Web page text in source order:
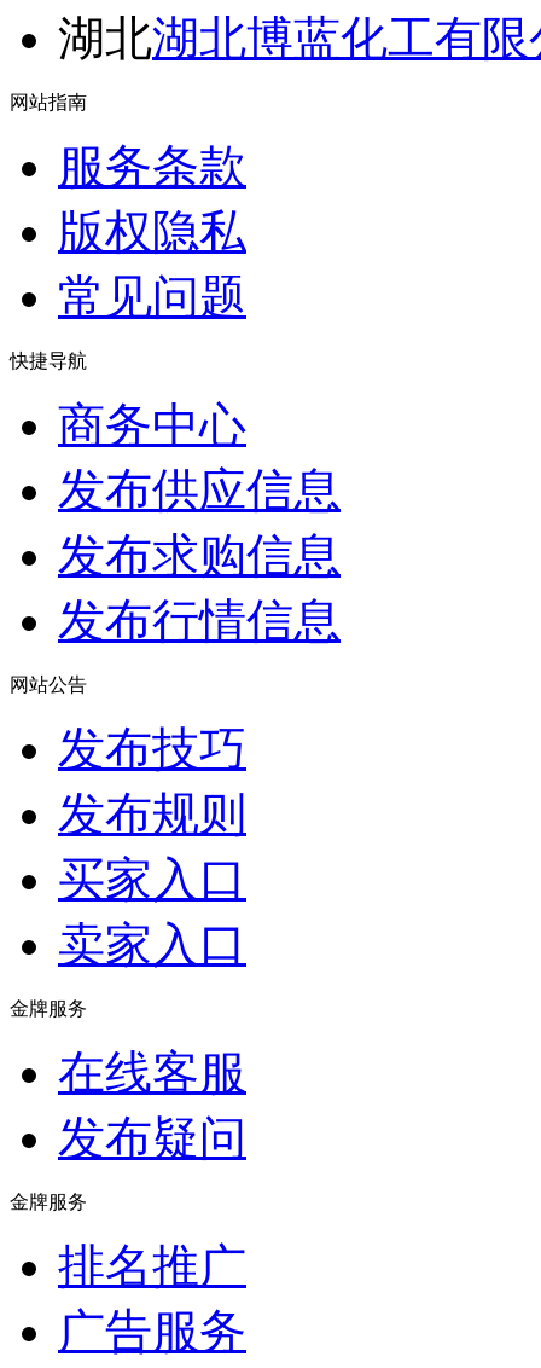
湖北湖北博蓝化工有限
网站指南
服务条款
版权隐私
常见问题
快捷导航
商务中心
发布供应信息
发布求购信息
发布行情信息
网站公告
发布技巧
发布规则
买家入口
卖家入口
金牌服务
在线客服
发布疑问
金牌服务
排名推广
广告服务